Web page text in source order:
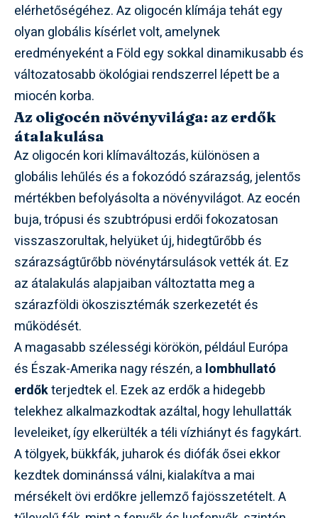
elérhetőségéhez. Az oligocén klímája tehát egy
olyan globális kísérlet volt, amelynek
eredményeként a Föld egy sokkal dinamikusabb és
változatosabb ökológiai rendszerrel lépett be a
miocén korba.
Az oligocén növényvilága: az erdők
átalakulása
Az oligocén kori klímaváltozás, különösen a
globális lehűlés és a fokozódó szárazság, jelentős
mértékben befolyásolta a növényvilágot. Az eocén
buja, trópusi és szubtrópusi erdői fokozatosan
visszaszorultak, helyüket új, hidegtűrőbb és
szárazságtűrőbb növénytársulások vették át. Ez
az átalakulás alapjaiban változtatta meg a
szárazföldi ökoszisztémák szerkezetét és
működését.
A magasabb szélességi körökön, például Európa
és Észak-Amerika nagy részén, a lombhullató
erdőkterjedtek el. Ezek az erdők a hidegebb
telekhez alkalmazkodtak azáltal, hogy lehullatták
leveleiket, így elkerülték a téli vízhiányt és fagykárt.
A tölgyek, bükkfák, juharok és diófák ősei ekkor
kezdtek dominánssá válni, kialakítva a mai
mérsékelt övi erdőkre jellemző fajösszetételt. A